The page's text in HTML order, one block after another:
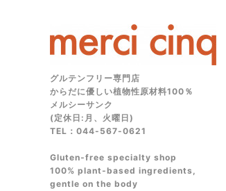
グルテンフリー専門店
からだに優しい植物性原材料100％
メルシーサンク
(定休日:月、火曜日)
TEL：044-567-0621
Gluten‑free specialty shop
100% plant‑based ingredients,
gentle on the body